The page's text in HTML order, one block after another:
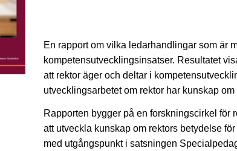
En rapport om vilka ledarhandlingar som är
kompetensutvecklingsinsatser. Resultatet
att rektor äger och deltar i
utvecklingsarbetet om rektor har kunskap
Rapporten bygger på en forskningscirkel för
att utveckla kunskap om rektors betydelse
med utgångspunkt i satsningen